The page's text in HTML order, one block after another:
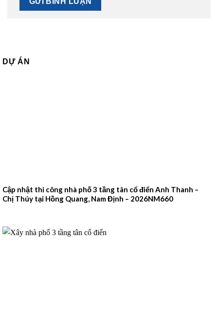
DỰ ÁN
Cập nhật thi công nhà phố 3 tầng tân cổ điển Anh Thanh –
Chị Thúy tại Hồng Quang, Nam Định – 2026NM660